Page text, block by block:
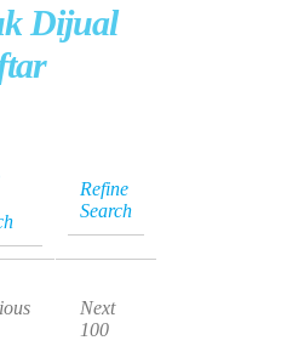
Dijual
Refine
Search
Next
100